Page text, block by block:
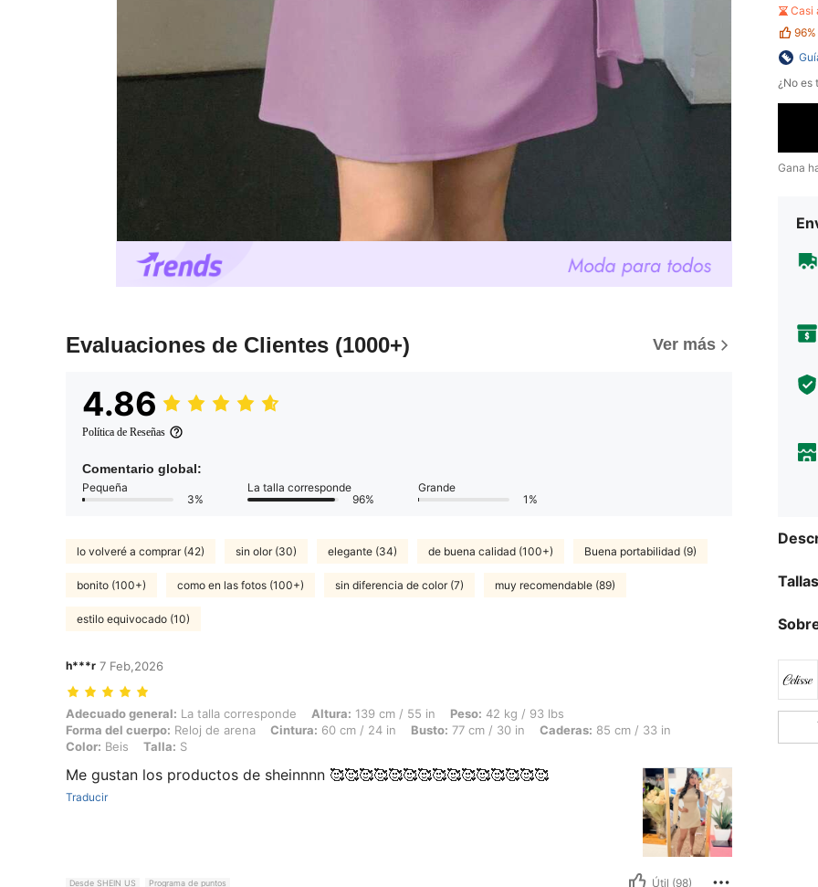
Evaluaciones de Clientes (1000+) Ver más
4.86
Política de Reseñas
Comentario global:
Pequeña
3%
La talla corresponde
96%
Grande
1%
lo volveré a comprar (42) sin olor (30) elegante (34) de buena calidad (100+) Buena portabilidad (9)
bonito (100+) como en las fotos (100+) sin diferencia de color (7) muy recomendable (89)
estilo equivocado (10)
h***r 7 Feb,2026
Adecuado general: La talla corresponde, Altura: 139 cm / 55 in, Peso: 42 kg / 93 lbs, Forma del cuerpo: Reloj de arena, Cintura: 60 cm / 24 in,
Adecuado general: La talla corresponde Altura: 139 cm / 55 in Peso: 42 kg / 93 lbs
Forma del cuerpo: Reloj de arena Cintura: 60 cm / 24 in Busto: 77 cm / 30 in Caderas: 85 cm / 33 in
Color: Beis Talla: S
Me gustan los productos de sheinnnn 🥰🥰🥰🥰🥰🥰🥰🥰🥰🥰🥰🥰🥰🥰🥰
Traducir
Desde SHEIN US Programa de puntos Útil (98)
Casi
96%
¿No es
Gana